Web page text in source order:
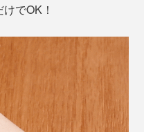
でOK！